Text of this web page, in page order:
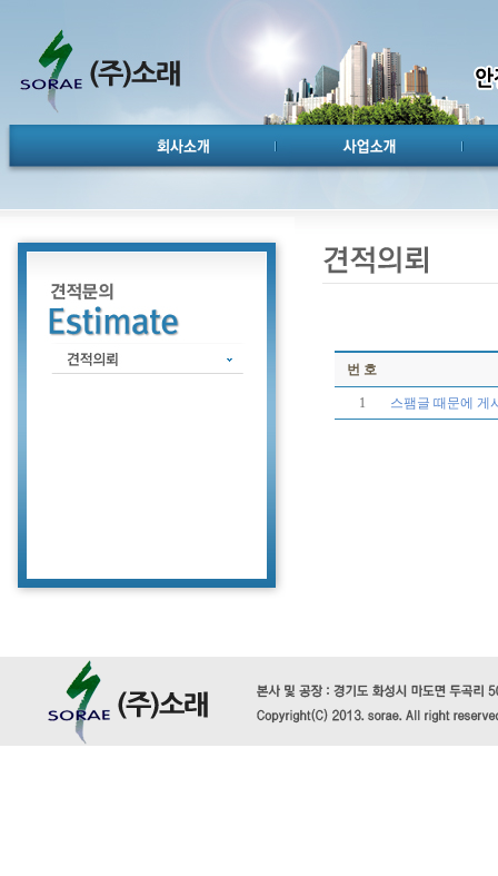
번 호
1 스팸글 때문에 게